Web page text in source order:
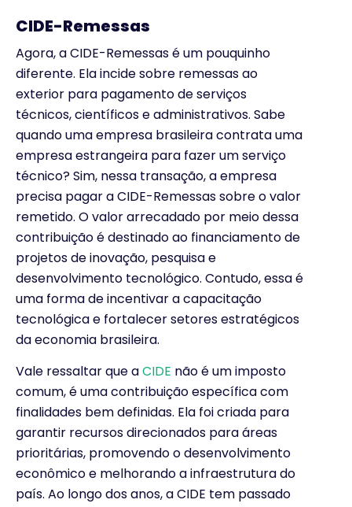
CIDE-Remessas
Agora, a CIDE-Remessas é um pouquinho
diferente. Ela incide sobre remessas ao
exterior para pagamento de serviços
técnicos, científicos e administrativos. Sabe
quando uma empresa brasileira contrata uma
empresa estrangeira para fazer um serviço
técnico? Sim, nessa transação, a empresa
precisa pagar a CIDE-Remessas sobre o valor
remetido. O valor arrecadado por meio dessa
contribuição é destinado ao financiamento de
projetos de inovação, pesquisa e
desenvolvimento tecnológico. Contudo, essa é
uma forma de incentivar a capacitação
tecnológica e fortalecer setores estratégicos
da economia brasileira.
Vale ressaltar que aCIDE não é um imposto
comum, é uma contribuição específica com
finalidades bem definidas. Ela foi criada para
garantir recursos direcionados para áreas
prioritárias, promovendo o desenvolvimento
econômico e melhorando a infraestrutura do
país. Ao longo dos anos, a CIDE tem passado